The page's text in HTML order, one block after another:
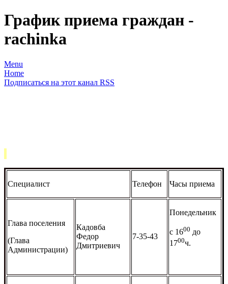
График приема граждан -
rachinka
Menu
Home
Подписаться на этот канал RSS
Специалист Телефон Часы приема
Глава поселения
(Глава
Администрации)
Кадовба
Федор
Дмитриевич
7-35-43
Понедельник
с 1600 до
1700ч.